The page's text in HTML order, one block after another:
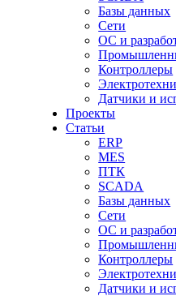
Базы данных
Сети
ОС и
Контроллеры
Датчики и
Проекты
Статьи
ERP
MES
ПТК
SCADA
Базы данных
Сети
ОС и
Контроллеры
Датчики и